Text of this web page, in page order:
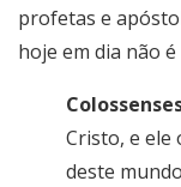
profetas e
hoje em dia não
Cristo, e
deste